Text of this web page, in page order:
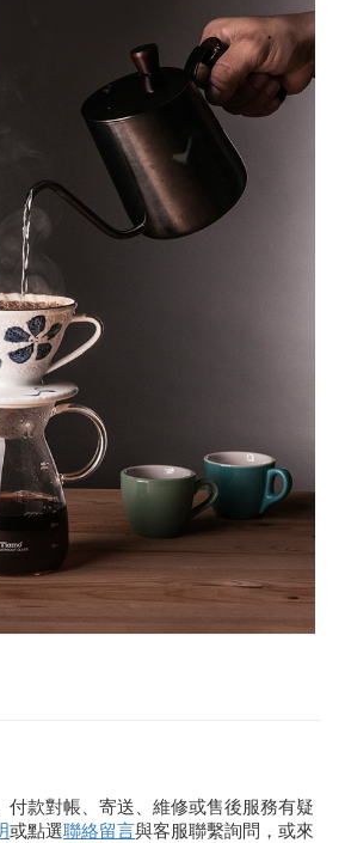
付款對帳、寄送、維修或售後服務有疑
或點選聯絡留言與客服聯繫詢問，或來